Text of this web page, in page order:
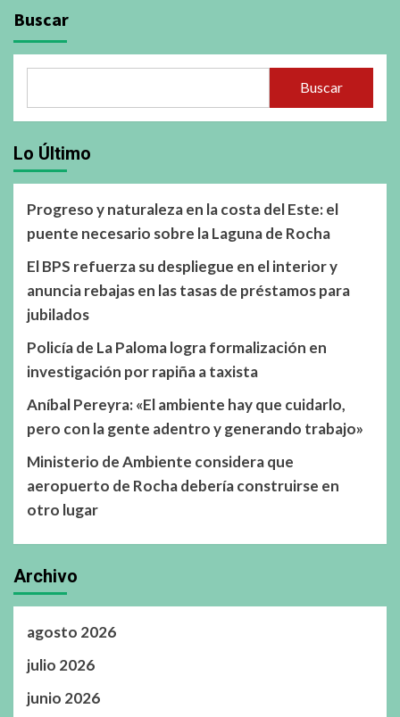
Buscar
Buscar
Lo Último
Progreso y naturaleza en la costa del Este: el
puente necesario sobre la Laguna de Rocha
El BPS refuerza su despliegue en el interior y
anuncia rebajas en las tasas de préstamos para
jubilados
Policía de La Paloma logra formalización en
investigación por rapiña a taxista
Aníbal Pereyra: «El ambiente hay que cuidarlo,
pero con la gente adentro y generando trabajo»
Ministerio de Ambiente considera que
aeropuerto de Rocha debería construirse en
otro lugar
Archivo
agosto 2026
julio 2026
junio 2026